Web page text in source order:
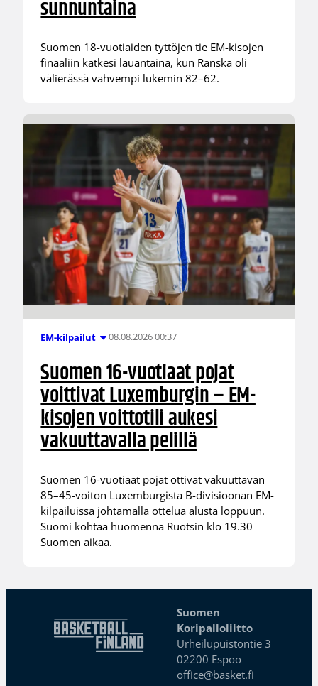
sunnuntaina
Suomen 18-vuotiaiden tyttöjen tie EM-kisojen
finaaliin katkesi lauantaina, kun Ranska oli
välierässä vahvempi lukemin 82–62.
EM-kilpailut 08.08.2026 00:37
Suomen 16-vuotiaat pojat
voittivat Luxemburgin – EM-
kisojen voittotili aukesi
vakuuttavalla pelillä
Suomen 16-vuotiaat pojat ottivat vakuuttavan
85–45-voiton Luxemburgista B-divisioonan EM-
kilpailuissa johtamalla ottelua alusta loppuun.
Suomi kohtaa huomenna Ruotsin klo 19.30
Suomen aikaa.
Suomen
Koripalloliitto
Urheilupuistontie 3
02200 Espoo
office@basket.fi